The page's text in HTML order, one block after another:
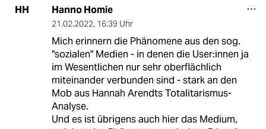
HH Hanno Homie
21.02.2022, 16:39 Uhr
Mich erinnern die Phänomene aus den sog.
"sozialen" Medien - in denen die User:innen ja
im Wesentlichen nur sehr oberflächlich
miteinander verbunden sind - stark an den
Mob aus Hannah Arendts Totalitarismus-
Analyse.
Und es ist übrigens auch hier das Medium,